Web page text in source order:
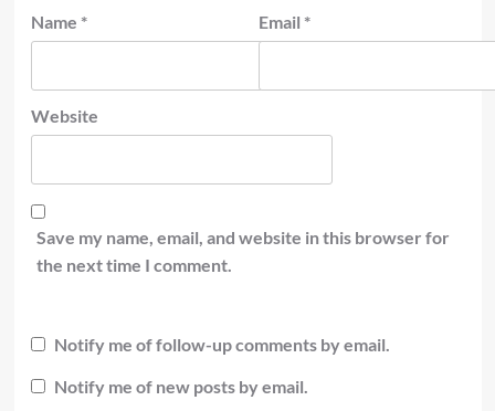
Name * Email *
Website
Save my name, email, and website in this browser for
the next time I comment.
Notify me of follow-up comments by email.
Notify me of new posts by email.